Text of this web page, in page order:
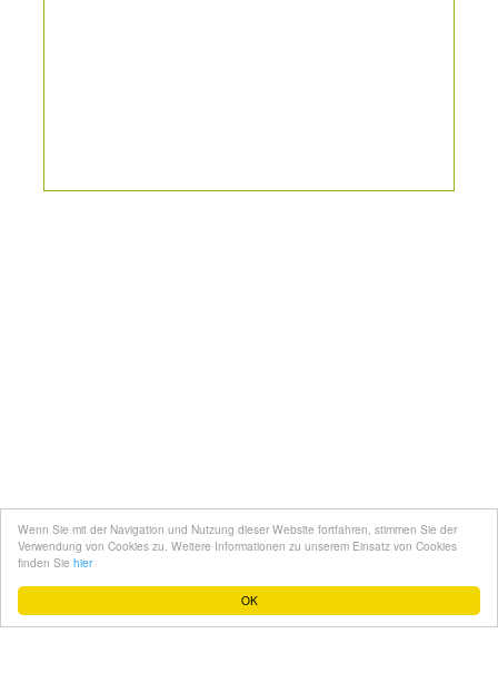
OK
Wenn Sie mit der Navigation und Nutzung dieser Website fortfahren, stimmen Sie der
Verwendung von Cookies zu. Weitere Informationen zu unserem Einsatz von Cookies
finden Sie hier
Topfgucker werden
Über uns
Datenschutz